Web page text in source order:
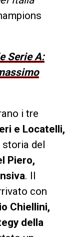
Serie A:
i tre
e Locatelli,
del
Piero,
. Il
con
Chiellini,
della